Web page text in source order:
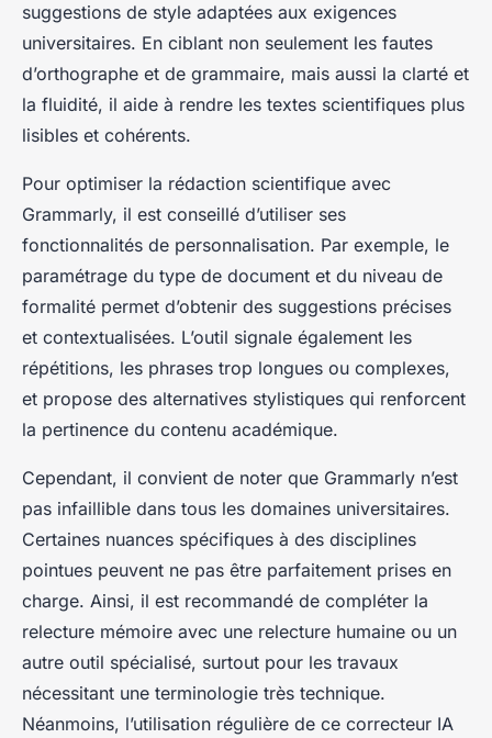
suggestions de style adaptées aux exigences
universitaires. En ciblant non seulement les fautes
d’orthographe et de grammaire, mais aussi la clarté et
la fluidité, il aide à rendre les textes scientifiques plus
lisibles et cohérents.
Pour optimiser la rédaction scientifique avec
Grammarly, il est conseillé d’utiliser ses
fonctionnalités de personnalisation. Par exemple, le
paramétrage du type de document et du niveau de
formalité permet d’obtenir des suggestions précises
et contextualisées. L’outil signale également les
répétitions, les phrases trop longues ou complexes,
et propose des alternatives stylistiques qui renforcent
la pertinence du contenu académique.
Cependant, il convient de noter que Grammarly n’est
pas infaillible dans tous les domaines universitaires.
Certaines nuances spécifiques à des disciplines
pointues peuvent ne pas être parfaitement prises en
charge. Ainsi, il est recommandé de compléter la
relecture mémoire avec une relecture humaine ou un
autre outil spécialisé, surtout pour les travaux
nécessitant une terminologie très technique.
Néanmoins, l’utilisation régulière de ce correcteur IA